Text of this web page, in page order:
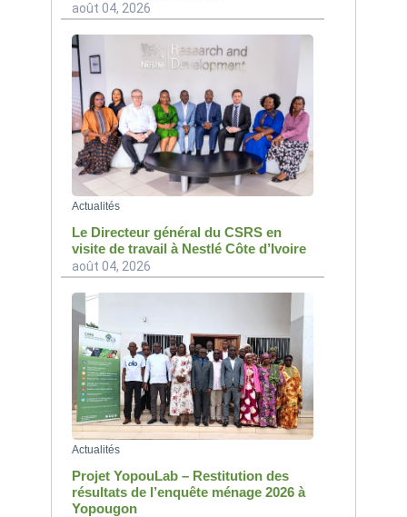
août 04, 2026
Actualités
Le Directeur général du CSRS en
visite de travail à Nestlé Côte d’Ivoire
août 04, 2026
Actualités
Projet YopouLab – Restitution des
résultats de l’enquête ménage 2026 à
Yopougon